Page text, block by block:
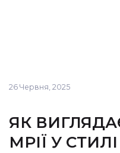
26 Червня, 2025
ЯК
МРІЇ У